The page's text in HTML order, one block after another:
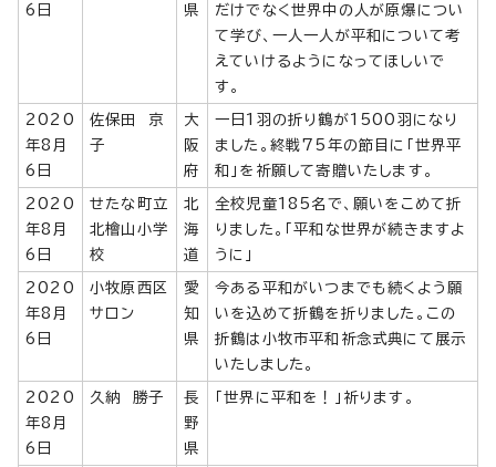
6日
県
だけでなく世界中の人が原爆につい
て学び、一人一人が平和について考
えていけるようになってほしいで
す。
2020
年8月
6日
佐保田 京
子
大
阪
府
一日1羽の折り鶴が1500羽になり
ました。終戦75年の節目に「世界平
和」を祈願して寄贈いたします。
2020
年8月
6日
せたな町立
北檜山小学
校
北
海
道
全校児童185名で、願いをこめて折
りました。「平和な世界が続きますよ
うに」
2020
年8月
6日
小牧原西区
サロン
愛
知
県
今ある平和がいつまでも続くよう願
いを込めて折鶴を折りました。この
折鶴は小牧市平和祈念式典にて展示
いたしました。
2020
年8月
6日
久納 勝子
長
野
県
「世界に平和を！」祈ります。